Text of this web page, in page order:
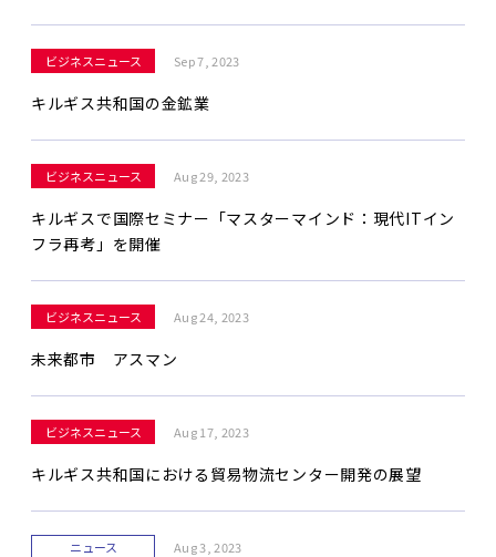
ビジネスニュース Sep 7, 2023
キルギス共和国の金鉱業
ビジネスニュース Aug 29, 2023
キルギスで国際セミナー「マスターマインド：現代ITイン
フラ再考」を開催
ビジネスニュース Aug 24, 2023
未来都市 アスマン
ビジネスニュース Aug 17, 2023
キルギス共和国における貿易物流センター開発の展望
ニュース Aug 3, 2023